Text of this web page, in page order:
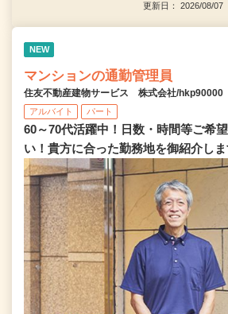
更新日： 2026/08/
NEW
マンションの通勤管理員
住友不動産建物サービス 株式会社/hkp90000
アルバイト パート
60～70代活躍中！日数・時間等ご希
い！貴方に合った勤務地を御紹介しま